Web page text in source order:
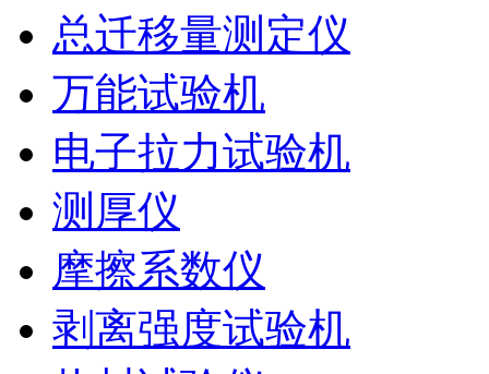
总迁移量测定仪
万能试验机
电子拉力试验机
测厚仪
摩擦系数仪
剥离强度试验机